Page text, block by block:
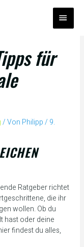
für
/ Von Philipp/ 9.
Ratgeber richtet
die ihr
wollen. Ob du
hast oder deine
findest du alles,